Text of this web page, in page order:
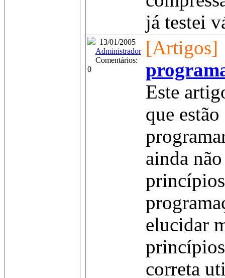
já testei
13/01/2005
Administrador
Comentários:
0
[Artigos]
Este
que
ainda
elucidar
correta